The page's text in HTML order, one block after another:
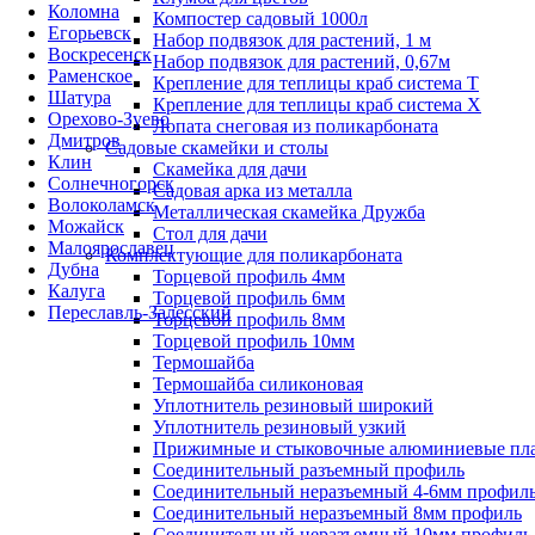
Коломна
Егорьевск
Воскресенск
Раменское
Шатура
Орехово-Зуево
Дмитров
Клин
Солнечногорск
Волоколамск
Можайск
Малоярославец
Дубна
Калуга
Переславль-Залесский
Компостер садовый 1000л
Набор подвязок для растений, 1 м
Набор подвязок для растений, 0,67м
Крепление для теплицы краб система Т
Крепление для теплицы краб система Х
Лопата снеговая из поликарбоната
Садовые скамейки и столы
Скамейка для дачи
Садовая арка из металла
Металлическая скамейка Дружба
Стол для дачи
Комплектующие для поликарбоната
Торцевой профиль 4мм
Торцевой профиль 6мм
Торцевой профиль 8мм
Торцевой профиль 10мм
Термошайба
Термошайба силиконовая
Уплотнитель резиновый широкий
Уплотнитель резиновый узкий
Прижимные и стыковочные алюминиевые
Соединительный разъемный профиль
Соединительный неразъемный 4-6мм
Соединительный неразъемный 8мм профиль